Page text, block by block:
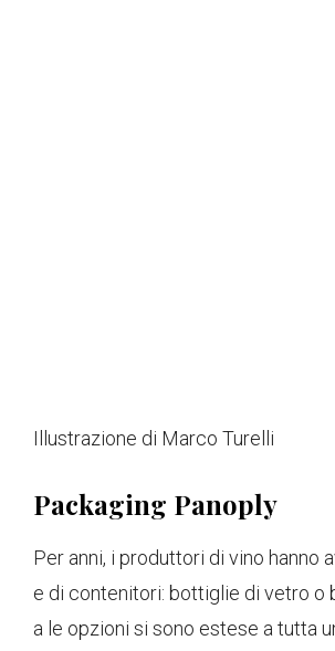
Illustrazione di Marco Turelli
Packaging Panoply
Per anni, i produttori di vino hanno
e di contenitori: bottiglie di vetro o
a le opzioni si sono estese a tutta